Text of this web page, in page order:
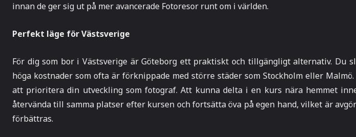
innan de ger sig ut på mer avancerade Fotoresor runt om i världen.
Perfekt läge för Västsverige
För dig som bor i Västsverige är Göteborg ett praktiskt och tillgängligt alternativ. Du
höga kostnader som ofta är förknippade med större städer som Stockholm eller
att prioritera din utveckling som fotograf. Att kunna delta i en kurs nära hemmet
återvända till samma platser efter kursen och fortsätta öva på egen hand, vilket är
förbättras.